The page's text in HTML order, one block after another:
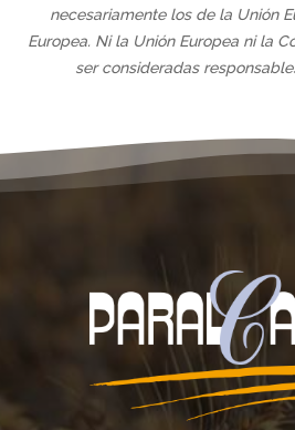
necesariamente los de la Unión
Europea. Ni la Unión Europea ni la
ser consideradas